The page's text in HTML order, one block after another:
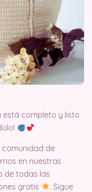
completo y listo
comunidad de
en nuestras
de todas las
gratis
. Sigue